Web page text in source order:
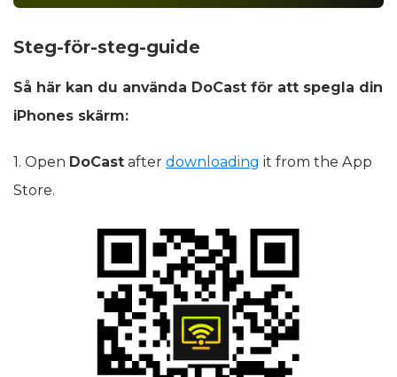
Steg-för-steg-guide
Så här kan du använda DoCast för att spegla din
iPhones skärm:
1. Open DoCast after downloading it from the App
Store.